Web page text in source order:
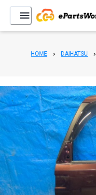
HOME DAIHATSU